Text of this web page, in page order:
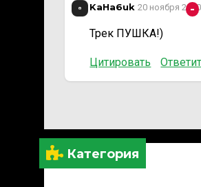
Категория
KaHa6uk 20 ноября
Трек ПУШКА!)
Цитировать
-